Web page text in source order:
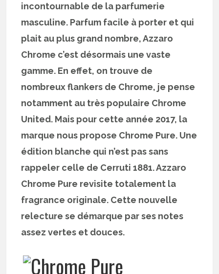
incontournable de la parfumerie
masculine. Parfum facile à porter et qui
plait au plus grand nombre, Azzaro
Chrome c’est désormais une vaste
gamme. En effet, on trouve de
nombreux flankers de Chrome, je pense
notamment au très populaire Chrome
United. Mais pour cette année 2017, la
marque nous propose Chrome Pure. Une
édition blanche qui n’est pas sans
rappeler celle de Cerruti 1881. Azzaro
Chrome Pure revisite totalement la
fragrance originale. Cette nouvelle
relecture se démarque par ses notes
assez vertes et douces.